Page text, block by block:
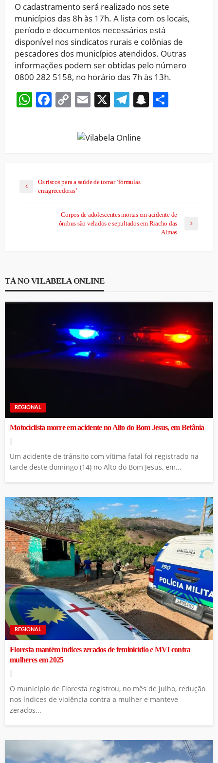
O cadastramento será realizado nos sete
municípios das 8h às 17h. A lista com os locais,
período e documentos necessários está
disponível nos sindicatos rurais e colônias de
pescadores dos municípios atendidos. Outras
informações podem ser obtidas pelo número
0800 282 5158, no horário das 7h às 13h.
WhatsApp
Facebook
CopyEmail
X Telegram
Snapchat
Os riscos para a saúde de tomar ‘fórmulas
emagrecedoras’
Corpos de adolescentes mortas em acidente de
ônibus são velados e sepultados em Riacho das
Almas
TÁ NO VILABELA ONLINE
REGIONAL
Motociclista morre em acidente no Alto do Bom Jesus, em Betânia
Um acidente de trânsito com vítima fatal foi registrado na
tarde deste domingo (14) no Alto do Bom Jesus, em...
REGIONAL
Floresta mantém índices zerados de feminicídio e MVI contra
mulheres em 2025
O município de Floresta registrou, no mês de julho, redução
nos índices de violência contra a mulher e manteve
zerados...